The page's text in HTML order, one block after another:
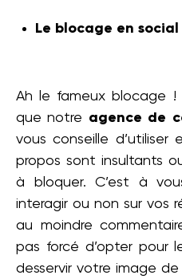
Le blocage en
Ah le fameux blocage !
que notre agence de
vous conseille d’utiliser
propos sont insultants
à bloquer. C’est à
interagir ou non sur vos
au moindre
pas forcé d’opter pour
desservir votre image